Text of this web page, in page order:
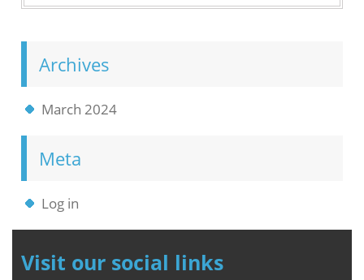
Archives
March 2024
Meta
Log in
Visit our social links